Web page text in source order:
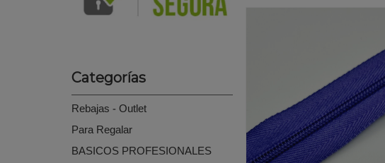
Categorías
Rebajas - Outlet
Para Regalar
BASICOS PROFESIONALES